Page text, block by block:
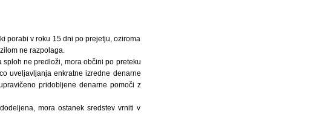
porabi v roku 15 dni po prejetju, oziroma
ne razpolaga.
ne predloži, mora občini po preteku
uveljavljanja enkratne izredne denarne
pridobljene denarne pomoči z
mora ostanek sredstev vrniti v